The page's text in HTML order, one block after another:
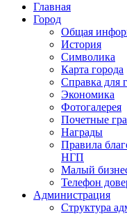
Главная
Город
Общая
История
Символика
Карта города
Справка для
Экономика
Фотогалерея
Почетные
Награды
Правила
НГП
Малый
Телефон
Администрация
Структура